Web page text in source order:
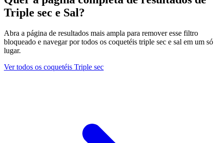
Triple sec e Sal?
Abra a página de resultados mais ampla para remover esse filtro
bloqueado e navegar por todos os coquetéis triple sec e sal em um só
lugar.
Ver todos os coquetéis Triple sec